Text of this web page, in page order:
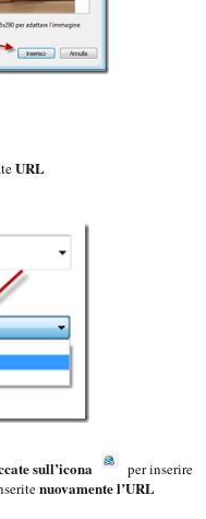
URL
sull’icona
per inserire
nuovamente l’URL